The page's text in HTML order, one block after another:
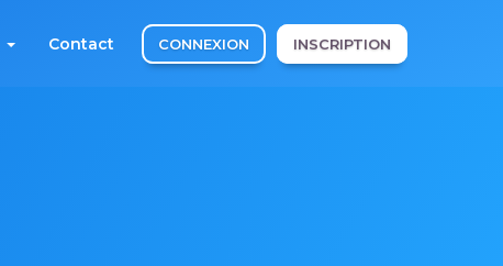
Contact CONNEXION INSCRIPTION